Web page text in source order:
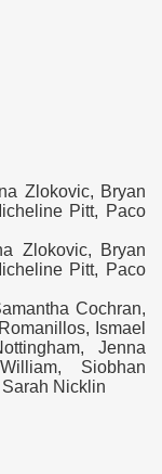
Zlokovic, Bryan
Pitt, Paco
Zlokovic, Bryan
Pitt, Paco
Cochran,
Ismael
Jenna
Siobhan
Nicklin